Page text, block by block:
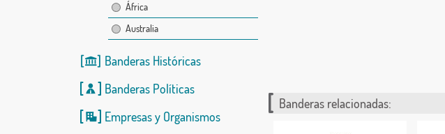
África
Australia
Banderas Históricas
Banderas Políticas
Empresas y Organismos
Banderas relacionadas: